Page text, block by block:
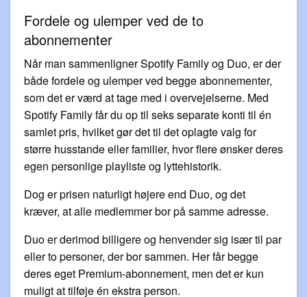
Fordele og ulemper ved de to
abonnementer
Når man sammenligner Spotify Family og Duo, er der
både fordele og ulemper ved begge abonnementer,
som det er værd at tage med i overvejelserne. Med
Spotify Family får du op til seks separate konti til én
samlet pris, hvilket gør det til det oplagte valg for
større husstande eller familier, hvor flere ønsker deres
egen personlige playliste og lyttehistorik.
Dog er prisen naturligt højere end Duo, og det
kræver, at alle medlemmer bor på samme adresse.
Duo er derimod billigere og henvender sig især til par
eller to personer, der bor sammen. Her får begge
deres eget Premium-abonnement, men det er kun
muligt at tilføje én ekstra person.